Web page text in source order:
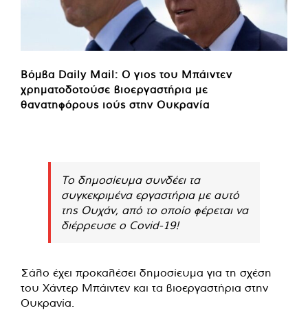
Βόμβα Daily Mail: Ο γιος του Μπάιντεν
χρηματοδοτούσε βιοεργαστήρια με
θανατηφόρους ιούς στην Ουκρανία
Το δημοσίευμα συνδέει τα
συγκεκριμένα εργαστήρια με αυτό
της Ουχάν, από το οποίο φέρεται να
διέρρευσε ο Covid-19!
Σάλο έχει προκαλέσει δημοσίευμα για τη σχέση
του Χάντερ Μπάιντεν και τα βιοεργαστήρια στην
Ουκρανία.